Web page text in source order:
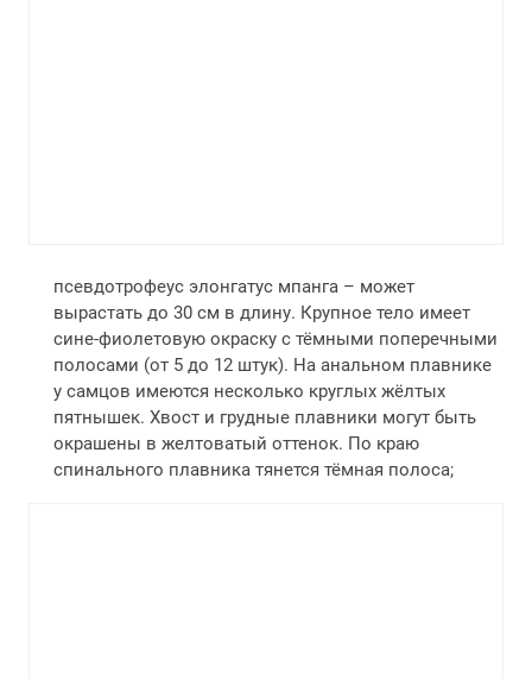
псевдотрофеус элонгатус мпанга – может
вырастать до 30 см в длину. Крупное тело имеет
сине-фиолетовую окраску с тёмными поперечными
полосами (от 5 до 12 штук). На анальном плавнике
у самцов имеются несколько круглых жёлтых
пятнышек. Хвост и грудные плавники могут быть
окрашены в желтоватый оттенок. По краю
спинального плавника тянется тёмная полоса;